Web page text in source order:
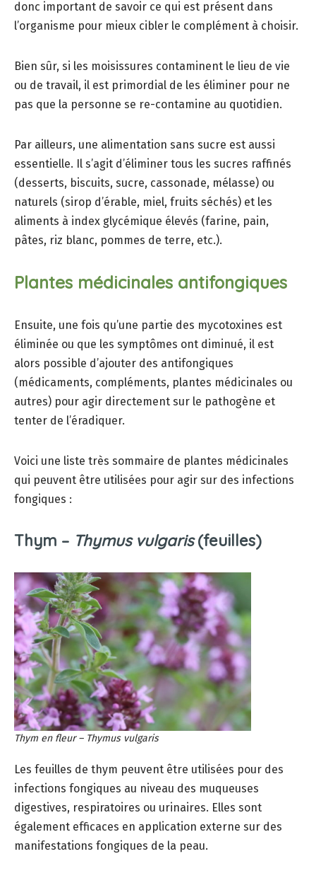
donc important de savoir ce qui est présent dans
l’organisme pour mieux cibler le complément à choisir.
Bien sûr, si les moisissures contaminent le lieu de vie
ou de travail, il est primordial de les éliminer pour ne
pas que la personne se re-contamine au quotidien.
Par ailleurs, une alimentation sans sucre est aussi
essentielle. Il s’agit d’éliminer tous les sucres raffinés
(desserts, biscuits, sucre, cassonade, mélasse) ou
naturels (sirop d’érable, miel, fruits séchés) et les
aliments à index glycémique élevés (farine, pain,
pâtes, riz blanc, pommes de terre, etc.).
Plantes médicinales antifongiques
Ensuite, une fois qu’une partie des mycotoxines est
éliminée ou que les symptômes ont diminué, il est
alors possible d’ajouter des antifongiques
(médicaments, compléments, plantes médicinales ou
autres) pour agir directement sur le pathogène et
tenter de l’éradiquer.
Voici une liste très sommaire de plantes médicinales
qui peuvent être utilisées pour agir sur des infections
fongiques :
Thym – Thymus vulgaris(feuilles)
Thym en fleur – Thymus vulgaris
Les feuilles de thym peuvent être utilisées pour des
infections fongiques au niveau des muqueuses
digestives, respiratoires ou urinaires. Elles sont
également efficaces en application externe sur des
manifestations fongiques de la peau.